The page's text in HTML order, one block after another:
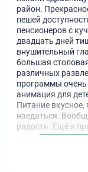
район.
пешей
пенсионеров с
двадцать дней
внушительный
большая
различных
программы
анимация для
Питание
наедаться.
радость. Ещё и
трактом,
особой роскоши.
не возникло.